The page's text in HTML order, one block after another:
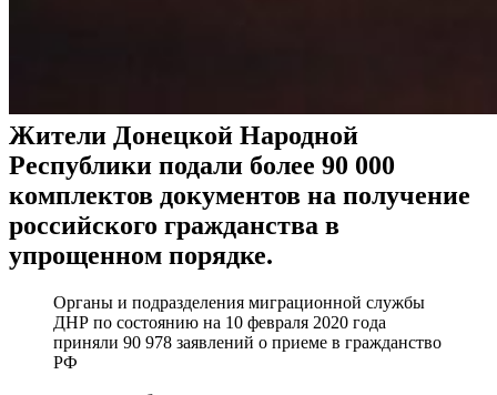
Жители Донецкой Народной
Республики подали более 90 000
комплектов документов на получение
российского гражданства в
упрощенном порядке.
Органы и подразделения миграционной службы
ДНР по состоянию на 10 февраля 2020 года
приняли 90 978 заявлений о приеме в гражданство
РФ